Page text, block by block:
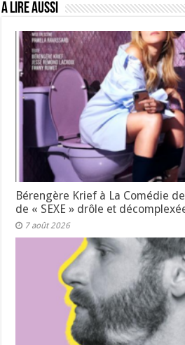
A lire aussi
Bérengère Krief à La Comédie
de « SEXE » drôle et
7 août 2026